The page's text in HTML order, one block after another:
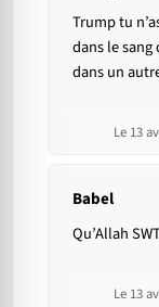
Trump tu
dans le
dans un
Le 13
Babel
Qu’Allah
Le 13